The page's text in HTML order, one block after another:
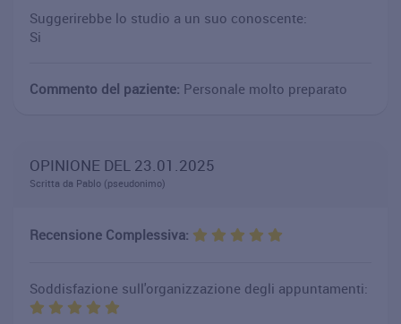
Suggerirebbe lo studio a un suo conoscente:
Si
Commento del paziente: Personale molto preparato
OPINIONE DEL 23.01.2025
Scritta da Pablo (pseudonimo)
Recensione Complessiva:
Soddisfazione sull'organizzazione degli appuntamenti: